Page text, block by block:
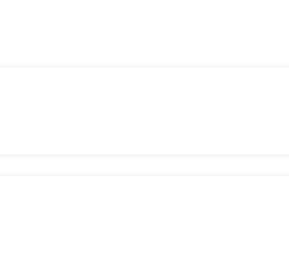
sans complications.
du marché.
des plateformes et des dApps.